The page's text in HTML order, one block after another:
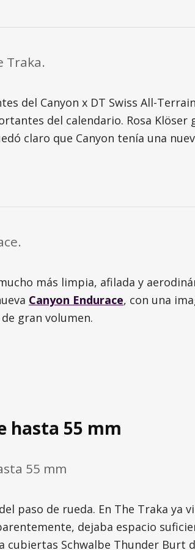
Traka.
del Canyon x DT Swiss All-
del calendario. Rosa
claro que Canyon tenía una
más limpia, afilada y
Canyon Endurace, con una
gran volumen.
hasta 55 mm
55 mm
paso de rueda. En The Traka
dejaba espacio
Schwalbe Thunder Burt